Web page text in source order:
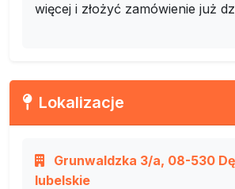
więcej i złożyć zamówienie już
Lokalizacje
Grunwaldzka 3/a, 08-530
lubelskie